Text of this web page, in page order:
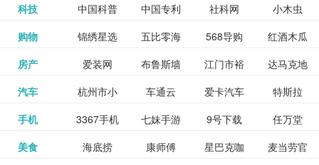
和看过的
电影电视
剧，顺便
打分、写
辅助神器 网站
活动
网,txt小说
完结txt小
说-书本网
书_80txt_
区中考志
愿填报系
试-中公教
育网
员局
公务员考
试信息网
更多>>
科技 中国科普
博览
中国专利
信息网
社科网
小木虫
中国科学
院
更多>>
购物 锦绣星选
海淘
五比零海
淘网
568导购
网
红酒木瓜
靓汤官网
淘宝 更多>>
房产 爱装网 布鲁斯墙
纸
江门市裕
华墙纸
达马克地
产
格莱美墙
纸
更多>>
汽车 杭州市小
客车总量
调控管理
车通云 爱卡汽车
导购
特斯拉
百度有驾
网
更多>>
手机 3367手机
游戏
七妹手游 9号下载
任万堂
游戏邦
更多>>
美食 海底捞 康师傅 星巴克咖 麦当劳官